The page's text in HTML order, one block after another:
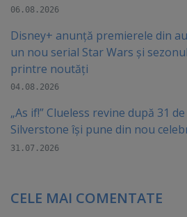
06.08.2026
Disney+ anunță premierele din
un nou serial Star Wars și
printre noutăți
04.08.2026
„As if!” Clueless revine după 31
Silverstone își pune din nou
31.07.2026
CELE MAI COMENTATE